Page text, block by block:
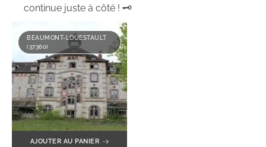
continue juste à côté ! 🗝️
BEAUMONT-LOUESTAULT
(37360)
AJOUTER AU PANIER